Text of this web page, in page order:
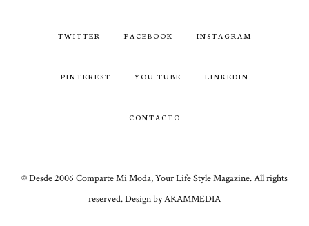
TWITTER FACEBOOK INSTAGRAM
PINTEREST YOU TUBE LINKEDIN
CONTACTO
© Desde 2006 Comparte Mi Moda, Your Life Style Magazine. All rights
reserved. Design by AKAMMEDIA